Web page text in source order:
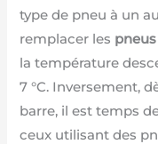
type de pneu à un
remplacer les
la température
7 °C. Inversement,
barre, il est temps
ceux utilisant des